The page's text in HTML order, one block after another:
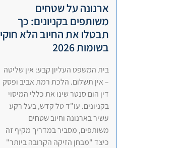
ארנונה על שטחים
משותפים בקניונים: כך
תבטלו את החיוב הלא חוקי
בשומות 2026
בית המשפט העליון קבע: אין שליטה
– אין תשלום. הלכת רמת אביב ופסק
דין הום סנטר שינו את כללי המיסוי
בקניונים. עו"ד טל קדש, בעל רקע
עשיר בארנונה וחיוב שטחים
משותפים, מסביר במדריך מקיף זה
כיצד "מבחן הזיקה הקרובה ביותר"